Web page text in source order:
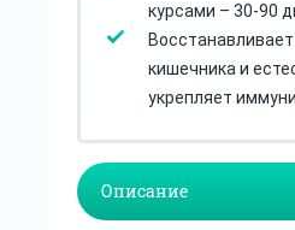
курсами – 30-90
кишечника и
укрепляет